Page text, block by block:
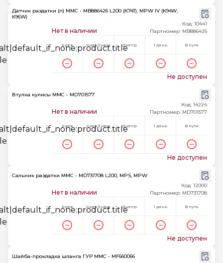
Датчик раздатки (п) MMC - MB886426 L200 (K74T), MPW IV (K94W,
K96W)
Нет в наличии
Код: 10441
Партномер: MB886426
Киев Киев 3 часа Днепр 1 день В пути
Не доступен
Втулка кулисы MMC - MD701577
Нет в наличии
Код: 14224
Партномер: MD701577
Киев Киев 3 часа Днепр 1 день В пути
Не доступен
Сальник раздатки MMC - MD731708 L200, MPS, MPW
Нет в наличии
Код: 12000
Партномер: MD731708
Киев Киев 3 часа Днепр 1 день В пути
Не доступен
Шайба-прокладка шланга ГУР MMC - MF660066